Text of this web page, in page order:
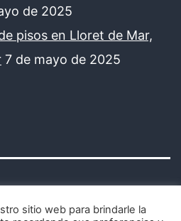
de 2025
pisos en Lloret de Mar,
7 de mayo de 2025
sitio web para brindarle la